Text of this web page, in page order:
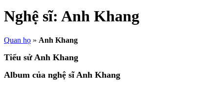
Nghệ sĩ: Anh Khang
Quan họ » Anh Khang
Tiểu sử Anh Khang
Album của nghệ sĩ Anh Khang